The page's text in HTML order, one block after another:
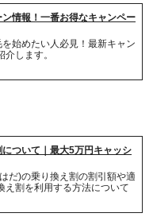
情報！一番お得なキャンペー
始めたい人必見！最新キャン
します。
ついて｜最大5万円キャッシ
だ)の乗り換え割の割引額や適
え割を利用する方法について